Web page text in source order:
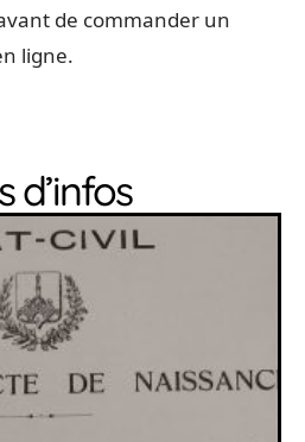
de commander un
ligne.
d’infos